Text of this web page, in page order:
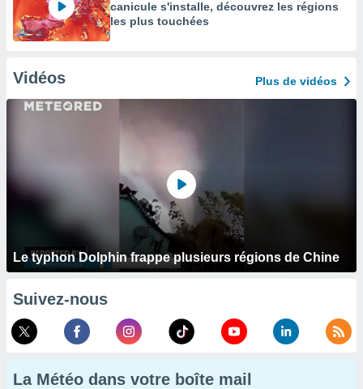
canicule s'installe, découvrez les régions
les plus touchées
Vidéos Plus de vidéos
Le typhon Dolphin frappe plusieurs régions de Chine
Suivez-nous
La Météo dans votre boîte mail